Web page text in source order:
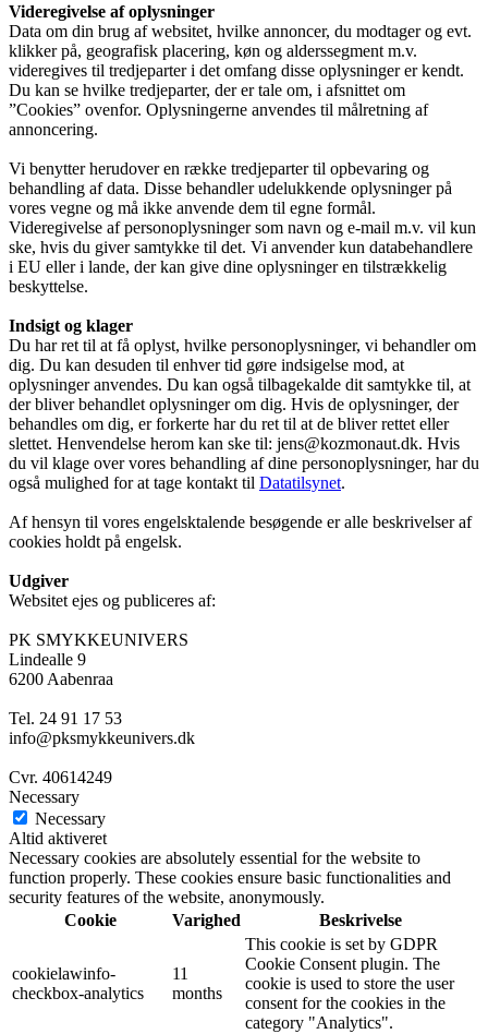
Videregivelse af oplysninger
Data om din brug af websitet, hvilke annoncer, du modtager og evt.
klikker på, geografisk placering, køn og alderssegment m.v.
videregives til tredjeparter i det omfang disse oplysninger er kendt.
Du kan se hvilke tredjeparter, der er tale om, i afsnittet om
”Cookies” ovenfor. Oplysningerne anvendes til målretning af
annoncering.
Vi benytter herudover en række tredjeparter til opbevaring og
behandling af data. Disse behandler udelukkende oplysninger på
vores vegne og må ikke anvende dem til egne formål.
Videregivelse af personoplysninger som navn og e-mail m.v. vil kun
ske, hvis du giver samtykke til det. Vi anvender kun databehandlere
i EU eller i lande, der kan give dine oplysninger en tilstrækkelig
beskyttelse.
Indsigt og klager
Du har ret til at få oplyst, hvilke personoplysninger, vi behandler om
dig. Du kan desuden til enhver tid gøre indsigelse mod, at
oplysninger anvendes. Du kan også tilbagekalde dit samtykke til, at
der bliver behandlet oplysninger om dig. Hvis de oplysninger, der
behandles om dig, er forkerte har du ret til at de bliver rettet eller
slettet. Henvendelse herom kan ske til: jens@kozmonaut.dk. Hvis
du vil klage over vores behandling af dine personoplysninger, har du
også mulighed for at tage kontakt til Datatilsynet.
Af hensyn til vores engelsktalende besøgende er alle beskrivelser af
cookies holdt på engelsk.
Udgiver
Websitet ejes og publiceres af:
PK SMYKKEUNIVERS
Lindealle 9
6200 Aabenraa
Tel. 24 91 17 53
info@pksmykkeunivers.dk
Cvr. 40614249
Necessary
Necessary
Altid aktiveret
Necessary cookies are absolutely essential for the website to
function properly. These cookies ensure basic functionalities and
security features of the website, anonymously.
Cookie
Varighed Beskrivelse
cookielawinfo-
checkbox-analytics
11
months
This cookie is set by GDPR
Cookie Consent plugin. The
cookie is used to store the user
consent for the cookies in the
category "Analytics".